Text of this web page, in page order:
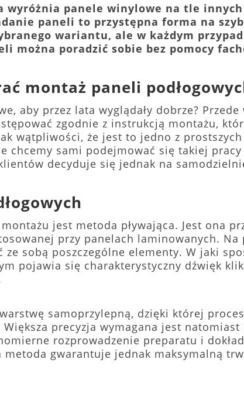
wyróżnia panele winylowe na tle
paneli to przystępna forma na
wariantu, ale w każdym
można poradzić sobie bez pomocy
montaż paneli
aby przez lata wyglądały dobrze?
zgodnie z instrukcją montażu,
wątpliwości, że jest to jedno z prostszych
chcemy sami podejmować się takiej pracy
decyduje się jednak na
jest metoda pływająca. Jest ona
przy panelach laminowanych. Na
ze sobą poszczególne elementy. W jaki
pojawia się charakterystyczny dźwięk
samoprzylepną, dzięki której
precyzja wymagana jest natomiast
rozprowadzenie preparatu i
metoda gwarantuje jednak maksymalną